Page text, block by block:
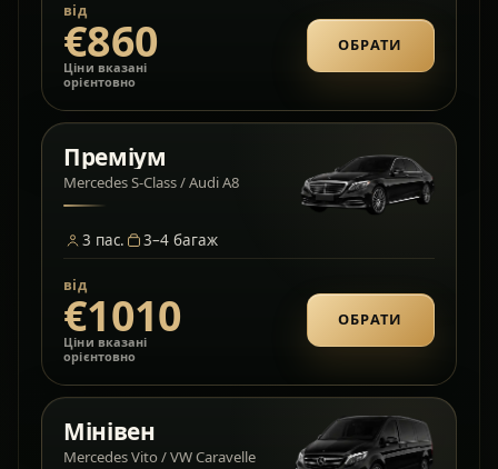
від
€860
Ціни вказані
орієнтовно
ОБРАТИ
Преміум
Mercedes S-Class / Audi A8
3 пас. 3–4 багаж
від
€1010
Ціни вказані
орієнтовно
ОБРАТИ
Мінівен
Mercedes Vito / VW Caravelle